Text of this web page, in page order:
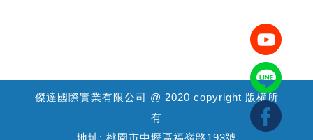
傑達國際實業有限公司 @ 2020 copyright 版權所
有
地址: 桃園市中壢區福嶺路193號